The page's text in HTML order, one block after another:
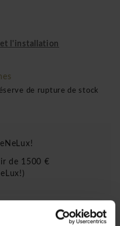
l'installation
de rupture de stock
de 1500 €
stabilisée est